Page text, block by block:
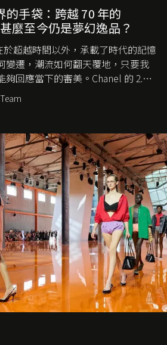
的手袋：跨越 70 年的
麼至今仍是夢幻逸品？
超越時間以外，承載了時代的記憶
變遷，潮流如何翻天覆地，只要我
回應當下的審美。Chanel 的 2.55
世至今，一直有着舉足輕重的地
一個夢想手袋是 Chanel，那 2.55
麼這個手袋是怎麼誕生的呢？又為
就由《L'Officiel HK》帶你穿越流金
故事。